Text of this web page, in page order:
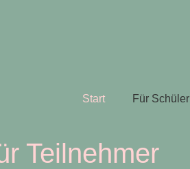
Start Für Schüler
Teilnehmer